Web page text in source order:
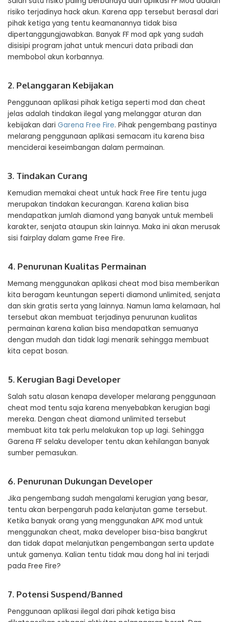
risiko terjadinya hack akun. Karena app tersebut berasal dari
pihak ketiga yang tentu keamanannya tidak bisa
dipertanggungjawabkan. Banyak FF mod apk yang sudah
disisipi program jahat untuk mencuri data pribadi dan
membobol akun korbannya.
2. Pelanggaran Kebijakan
Penggunaan aplikasi pihak ketiga seperti mod dan cheat
jelas adalah tindakan ilegal yang melanggar aturan dan
kebijakan dari Garena Free Fire. Pihak pengembang pastinya
melarang penggunaan aplikasi semacam itu karena bisa
menciderai keseimbangan dalam permainan.
3. Tindakan Curang
Kemudian memakai cheat untuk hack Free Fire tentu juga
merupakan tindakan kecurangan. Karena kalian bisa
mendapatkan jumlah diamond yang banyak untuk membeli
karakter, senjata ataupun skin lainnya. Maka ini akan merusak
sisi fairplay dalam game Free Fire.
4. Penurunan Kualitas Permainan
Memang menggunakan aplikasi cheat mod bisa memberikan
kita beragam keuntungan seperti diamond unlimited, senjata
dan skin gratis serta yang lainnya. Namun lama kelamaan, hal
tersebut akan membuat terjadinya penurunan kualitas
permainan karena kalian bisa mendapatkan semuanya
dengan mudah dan tidak lagi menarik sehingga membuat
kita cepat bosan.
5. Kerugian Bagi Developer
Salah satu alasan kenapa developer melarang penggunaan
cheat mod tentu saja karena menyebabkan kerugian bagi
mereka. Dengan cheat diamond unlimited tersebut
membuat kita tak perlu melakukan top up lagi. Sehingga
Garena FF selaku developer tentu akan kehilangan banyak
sumber pemasukan.
6. Penurunan Dukungan Developer
Jika pengembang sudah mengalami kerugian yang besar,
tentu akan berpengaruh pada kelanjutan game tersebut.
Ketika banyak orang yang menggunakan APK mod untuk
menggunakan cheat, maka developer bisa-bisa bangkrut
dan tidak dapat melanjutkan pengembangan serta update
untuk gamenya. Kalian tentu tidak mau dong hal ini terjadi
pada Free Fire?
7. Potensi Suspend/Banned
Penggunaan aplikasi ilegal dari pihak ketiga bisa